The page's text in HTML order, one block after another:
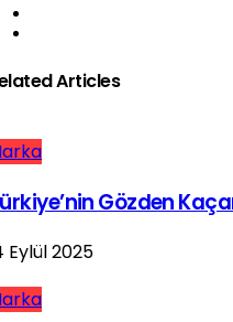
Articles
Gözden
Eylül 2025